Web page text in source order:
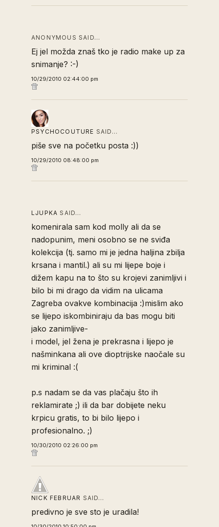
ANONYMOUS SAID…
Ej jel možda znaš tko je radio make up za
snimanje? :-)
10/29/2010 02:44:00 pm
PSYCHOCOUTURE SAID…
piše sve na početku posta :))
10/29/2010 08:48:00 pm
LJUPKA SAID…
komenirala sam kod molly ali da se
nadopunim, meni osobno se ne sviđa
kolekcija (tj. samo mi je jedna haljina zbilja
krsana i mantil.) ali su mi lijepe boje i
dižem kapu na to što su krojevi zanimljivi i
bilo bi mi drago da vidim na ulicama
Zagreba ovakve kombinacija :)mislim ako
se lijepo iskombiniraju da bas mogu biti
jako zanimljive-
i model, jel žena je prekrasna i lijepo je
našminkana ali ove dioptrijske naočale su
mi kriminal :(
p.s nadam se da vas plačaju što ih
reklamirate ;) ili da bar dobijete neku
krpicu gratis, to bi bilo lijepo i
profesionalno. ;)
10/30/2010 02:26:00 pm
NICK FEBRUAR SAID…
predivno je sve sto je uradila!